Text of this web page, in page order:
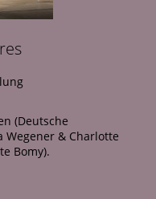
(Deutsche
Wegener & Charlotte
Bomy).